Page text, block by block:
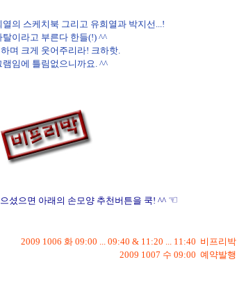
의 스케치북 그리고 유희열과 박지선...!
이라고 부른다 한들(!) ^^
며 크게 웃어주리라! 크하핫.
임에 틀림없으니까요. ^^
셨으면 아래의 손모양 추천버튼을 쿡! ^^ ☜
2009 1006 화 09:00 ... 09:40 & 11:20 ... 11:40 비프리박
2009 1007 수 09:00 예약발행